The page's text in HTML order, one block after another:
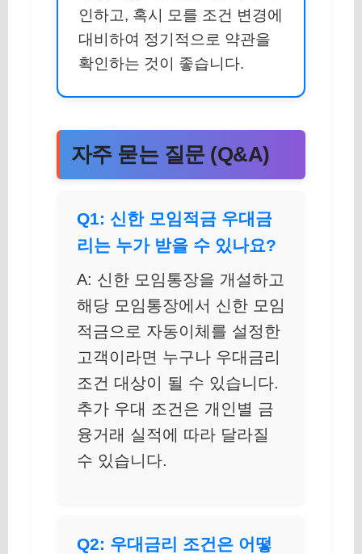
인하고, 혹시 모를 조건 변경에
대비하여 정기적으로 약관을
확인하는 것이 좋습니다.
자주 묻는 질문 (Q&A)
Q1: 신한 모임적금 우대금
리는 누가 받을 수 있나요?
A: 신한 모임통장을 개설하고
해당 모임통장에서 신한 모임
적금으로 자동이체를 설정한
고객이라면 누구나 우대금리
조건 대상이 될 수 있습니다.
추가 우대 조건은 개인별 금
융거래 실적에 따라 달라질
수 있습니다.
Q2: 우대금리 조건은 어떻